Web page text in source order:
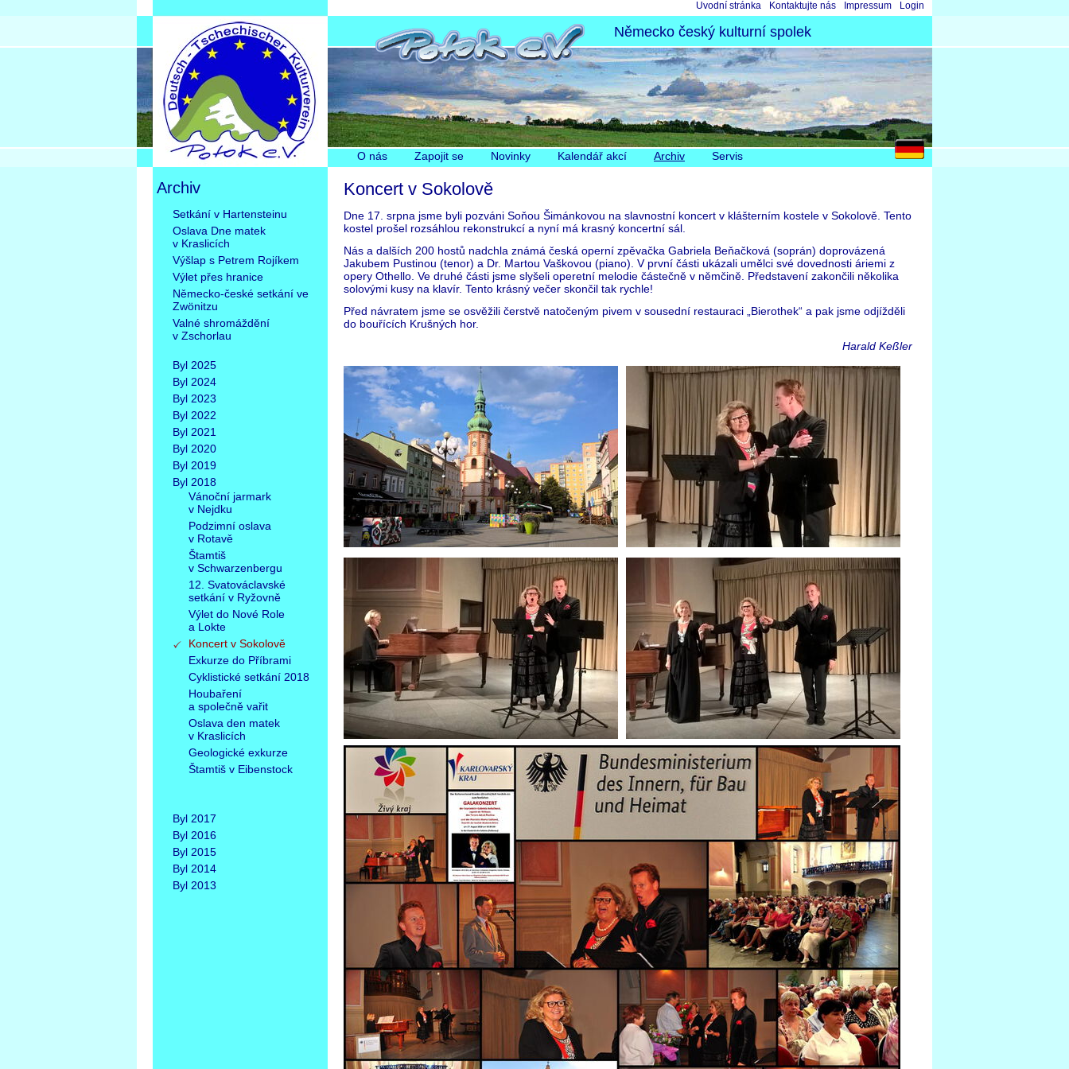
Přeskočit
navigaci
O nás Zapojit se Novinky Kalendář akcí Archiv Servis
Německo český kulturní spolek
Přeskočit
navigaci
Login
Impressum
Kontaktujte nás
Úvodní stránka
Koncert v Sokolově
Dne 17. srpna jsme byli pozváni Soňou Šimánkovou na slavnostní koncert v klášterním kostele v Sokolově. Tento
kostel prošel rozsáhlou rekonstrukcí a nyní má krasný koncertní sál.
Nás a dalších 200 hostů nadchla známá česká operní zpěvačka Gabriela Beňačková (soprán) doprovázená
Jakubem Pustinou (tenor) a Dr. Martou Vaškovou (piano). V první části ukázali umělci své dovednosti áriemi z
opery Othello. Ve druhé části jsme slyšeli operetní melodie částečně v němčině. Představení zakončili několika
solovými kusy na klavír. Tento krásný večer skončil tak rychle!
Před návratem jsme se osvěžili čerstvě natočeným pivem v sousední restauraci „Bierothek“ a pak jsme odjížděli
do bouřících Krušných hor.
Harald Keßler
Archiv
Přeskočit
navigaci
Setkání v Hartensteinu
Oslava Dne matek
v Kraslicích
Výšlap s Petrem Rojíkem
Výlet přes hranice
Německo-české setkání ve
Zwönitzu
Valné shromáždění
v Zschorlau
Byl 2025
Byl 2024
Byl 2023
Byl 2022
Byl 2021
Byl 2020
Byl 2019
Byl 2018
Vánoční jarmark
v Nejdku
Podzimní oslava
v Rotavě
Štamtiš
v Schwarzenbergu
12. Svatováclavské
setkání v Ryžovně
Výlet do Nové Role
a Lokte
Koncert v Sokolově
Exkurze do Příbrami
Cyklistické setkání 2018
Houbaření
a společně vařit
Oslava den matek
v Kraslicích
Geologické exkurze
Štamtiš v Eibenstock
Byl 2017
Byl 2016
Byl 2015
Byl 2014
Byl 2013